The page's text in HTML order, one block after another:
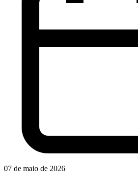
07 de maio de 2026